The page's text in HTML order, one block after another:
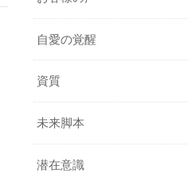
自愛の覚醒
資質
未来脚本
潜在意識